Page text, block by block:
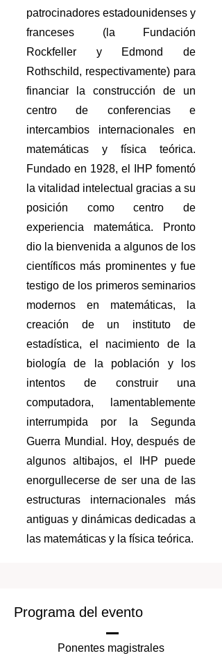
patrocinadores estadounidenses y
franceses (la Fundación
Rockfeller y Edmond de
Rothschild, respectivamente) para
financiar la construcción de un
centro de conferencias e
intercambios internacionales en
matemáticas y física teórica.
Fundado en 1928, el IHP fomentó
la vitalidad intelectual gracias a su
posición como centro de
experiencia matemática. Pronto
dio la bienvenida a algunos de los
científicos más prominentes y fue
testigo de los primeros seminarios
modernos en matemáticas, la
creación de un instituto de
estadística, el nacimiento de la
biología de la población y los
intentos de construir una
computadora, lamentablemente
interrumpida por la Segunda
Guerra Mundial. Hoy, después de
algunos altibajos, el IHP puede
enorgullecerse de ser una de las
estructuras internacionales más
antiguas y dinámicas dedicadas a
las matemáticas y la física teórica.
Programa del evento
Ponentes magistrales​​